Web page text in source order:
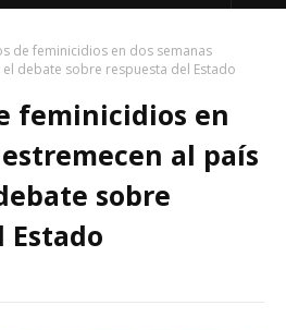
de feminicidios en dos semanas
debate sobre respuesta del Estado
feminicidios en
al país
sobre
Estado